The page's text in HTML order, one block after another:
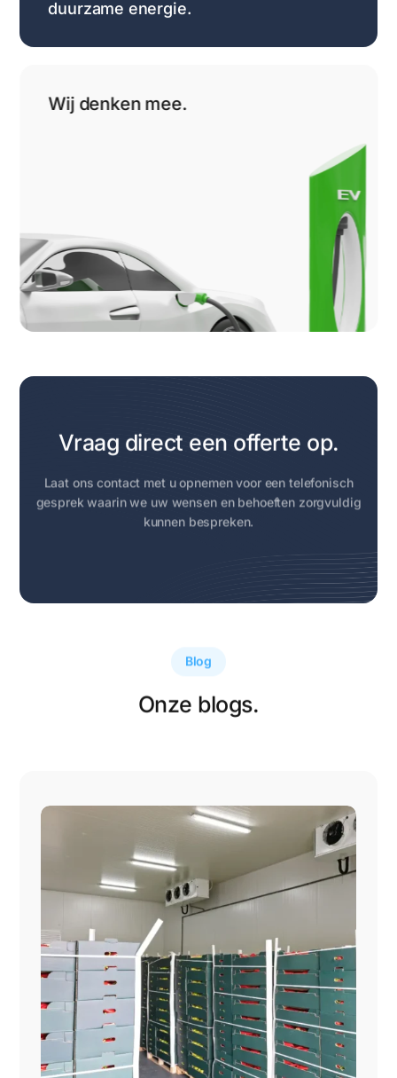
duurzame energie.
Wij denken mee.
Vraag direct een offerte op.
Laat ons contact met u opnemen voor een telefonisch
gesprek waarin we uw wensen en behoeften zorgvuldig
kunnen bespreken.
Blog
Onze blogs.